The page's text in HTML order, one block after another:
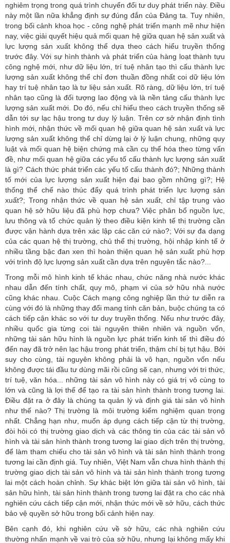
nghiêm trọng trong quá trình chuyển đổi tư duy phát triển này. Điều
này một lần nữa khẳng định sự đúng đắn của Đảng ta. Tuy nhiên,
trong bối cảnh khoa học - công nghệ phát triển mạnh mẽ như hiện
nay, việc giải quyết hiệu quả mối quan hệ giữa quan hệ sản xuất và
lực lượng sản xuất không thể dựa theo cách hiểu truyền thống
trước đây. Với sự hình thành và phát triển của hàng loạt thành tựu
công nghệ mới, như dữ liệu lớn, trí tuệ nhân tạo thì cấu thành lực
lượng sản xuất không thể chỉ đơn thuần đồng nhất coi dữ liệu lớn
hay trí tuệ nhân tạo là tư liệu sản xuất. Rõ ràng, dữ liệu lớn, trí tuệ
nhân tạo cũng là đối tượng lao động và là nền tảng cấu thành lực
lượng sản xuất mới. Do đó, nếu chỉ hiểu theo cách truyền thống sẽ
dẫn tới sự lạc hậu trong tư duy lý luận. Trên cơ sở nhận định tình
hình mới, nhận thức về mối quan hệ giữa quan hệ sản xuất và lực
lượng sản xuất không thể chỉ dừng lại ở lý luận chung, những quy
luật và mối quan hệ biện chứng mà cần cụ thể hóa theo từng vấn
đề, như mối quan hệ giữa các yếu tố cấu thành lực lượng sản xuất
là gì? Cách thức phát triển các yếu tố cấu thành đó?; Những thành
tố mới của lực lượng sản xuất hiện đại bao gồm những gì?; Hệ
thống thể chế nào thúc đẩy quá trình phát triển lực lượng sản
xuất?; Trong nhận thức về quan hệ sản xuất, chỉ tập trung vào
quan hệ sở hữu liệu đã phù hợp chưa? Việc phân bổ nguồn lực,
lưu thông và tổ chức quản lý theo điều kiện kinh tế thị trường cần
được vận hành dựa trên xác lập các căn cứ nào?; Với sự đa dạng
của các quan hệ thị trường, chủ thể thị trường, hội nhập kinh tế ở
nhiều tầng bậc đan xen thì hoàn thiện quan hệ sản xuất phù hợp
với trình độ lực lượng sản xuất cần dựa trên nguyên tắc nào?...
Trong mỗi mô hình kinh tế khác nhau, chức năng nhà nước khác
nhau dẫn đến tính chất, quy mô, phạm vi của sở hữu nhà nước
cũng khác nhau. Cuộc Cách mạng công nghiệp lần thứ tư diễn ra
cùng với đó là những thay đổi mang tính căn bản, buộc chúng ta có
cách tiếp cận khác so với tư duy truyền thống. Nếu như trước đây,
nhiều quốc gia từng coi tài nguyên thiên nhiên và nguồn vốn,
những tài sản hữu hình là nguồn lực phát triển kinh tế thì điều đó
đến nay đã trở nên lạc hậu trong phát triển, thậm chí bị tụt hậu. Bởi
suy cho cùng, tài nguyên không phải là vô hạn, nguồn vốn nếu
không được tái đầu tư dùng mãi rồi cũng sẽ cạn, nhưng với tri thức,
trí tuệ, văn hóa... những tài sản vô hình này có giá trị vô cùng to
lớn và cũng là lợi thế để tạo ra tài sản hình thành trong tương lai.
Điều đặt ra ở đây là chúng ta quản lý và định giá tài sản vô hình
như thế nào? Thị trường là môi trường kiểm nghiệm quan trọng
nhất. Chẳng hạn như, muốn áp dụng cách tiếp cận từ thị trường,
đòi hỏi có thị trường giao dịch và các thông tin của các tài sản vô
hình và tài sản hình thành trong tương lai giao dịch trên thị trường,
để làm tham chiếu cho tài sản vô hình và tài sản hình thành trong
tương lai cần định giá. Tuy nhiên, Việt Nam vẫn chưa hình thành thị
trường giao dịch tài sản vô hình và tài sản hình thành trong tương
lai một cách hoàn chỉnh. Sự khác biệt lớn giữa tài sản vô hình, tài
sản hữu hình, tài sản hình thành trong tương lai đặt ra cho các nhà
nghiên cứu cách tiếp cận mới, nhận thức mới về sở hữu, cách thức
bảo vệ quyền sở hữu trong bối cảnh hiện nay.
Bên cạnh đó, khi nghiên cứu về sở hữu, các nhà nghiên cứu
thường nhấn mạnh về vai trò của sở hữu, nhưng lại không mấy khi